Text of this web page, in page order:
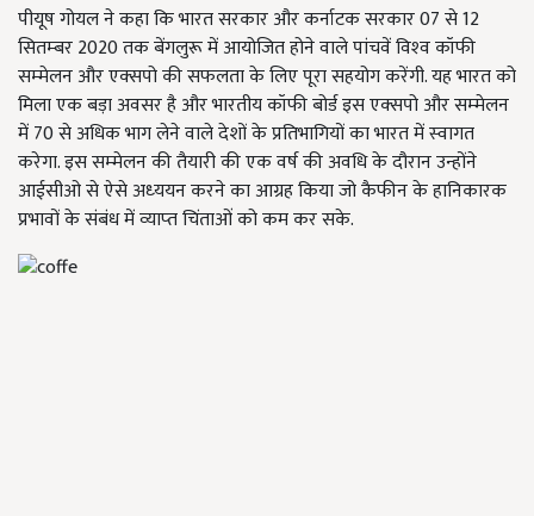
पीयूष गोयल ने कहा कि भारत सरकार और कर्नाटक सरकार 07 से 12
सितम्‍बर 2020 तक बेंगलुरू में आयोजित होने वाले पांचवें विश्‍व कॉफी
सम्‍मेलन और एक्‍सपो की सफलता के लिए पूरा सहयोग करेंगी. यह भारत को
मिला एक बड़ा अवसर है और भारतीय कॉफी बोर्ड इस एक्‍सपो और सम्‍मेलन
में 70 से अधिक भाग लेने वाले देशों के प्रतिभागियों का भारत में स्‍वागत
करेगा. इस सम्‍मेलन की तैयारी की एक वर्ष की अवधि के दौरान उन्‍होंने
आईसीओ से ऐसे अध्‍ययन करने का आग्रह किया जो कैफीन के हानिकारक
प्रभावों के संबंध में व्‍याप्‍त चिंताओं को कम कर सके.